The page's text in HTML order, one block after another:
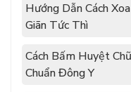
Hướng Dẫn Cách
Giãn Tức Thì
Cách Bấm Huyệt
Chuẩn Đông Y